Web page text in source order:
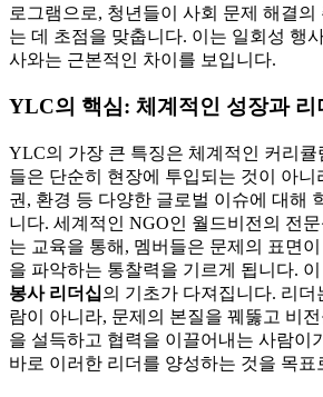
로그램으로, 청년들이 사회 문제 해결
는 데 초점을 맞춥니다. 이는 일회성 행
사와는 근본적인 차이를 보입니다.
YLC의 핵심: 체계적인 성장과 리
YLC의 가장 큰 특징은 체계적인 커리큘
들은 단순히 현장에 투입되는 것이 아니
권, 환경 등 다양한 글로벌 이슈에 대해
니다. 세계적인 NGO인 월드비전의 전
는 교육을 통해, 멤버들은 문제의 표면
을 파악하는 통찰력을 기르게 됩니다.
봉사 리더십의 기초가 다져집니다. 리
람이 아니라, 문제의 본질을 꿰뚫고 비
을 설득하고 협력을 이끌어내는 사람이
바로 이러한 리더를 양성하는 것을 목표